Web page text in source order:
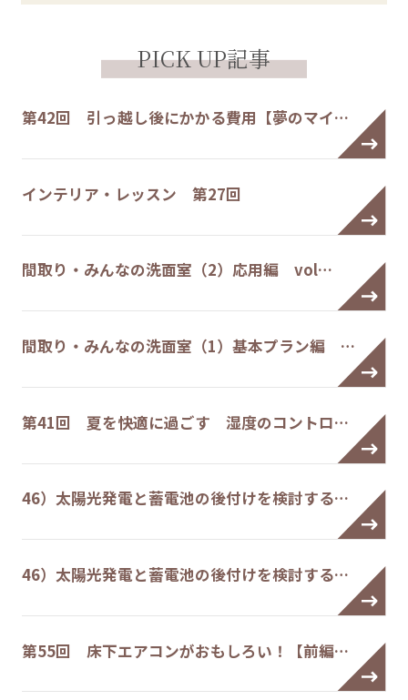
PICK UP記事
第42回 引っ越し後にかかる費用【夢のマイ…
インテリア・レッスン 第27回
間取り・みんなの洗面室（2）応用編 vol…
間取り・みんなの洗面室（1）基本プラン編 …
第41回 夏を快適に過ごす 湿度のコントロ…
46）太陽光発電と蓄電池の後付けを検討する…
46）太陽光発電と蓄電池の後付けを検討する…
第55回 床下エアコンがおもしろい！【前編…